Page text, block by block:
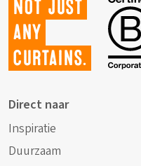
Not just
any
curtains.
Direct naar
Inspiratie
Duurzaam